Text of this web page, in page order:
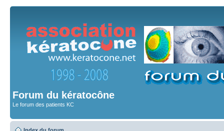
Forum du kératocône
Le forum des patients KC
Index du forum